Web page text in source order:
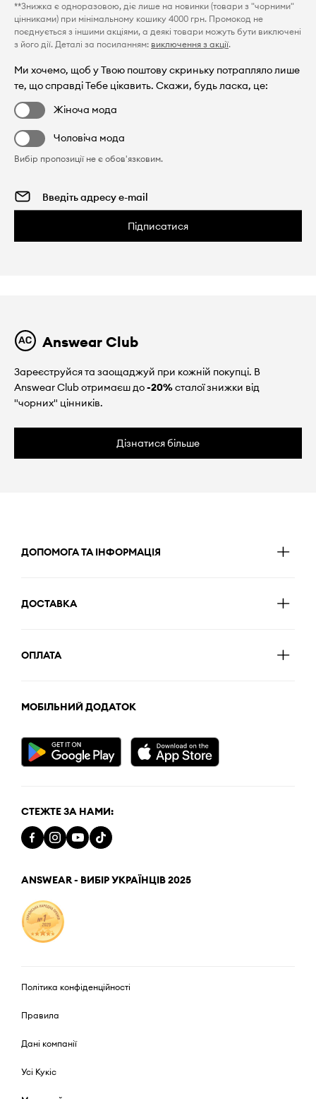
**Знижка є одноразовою, діє лише на новинки (товари з "чорними"
цінниками) при мінімальному кошику 4000 грн. Промокод не
поєднується з іншими акціями, а деякі товари можуть бути виключені
з його дії. Деталі за посиланням: виключення з акції.
Ми хочемо, щоб у Твою поштову скриньку потрапляло лише
те, що справді Тебе цікавить. Скажи, будь ласка, це:
Жіноча мода
Чоловіча мода
Вибір пропозиції не є обов'язковим.
Підписатися
Answear Club
Зареєструйся та заощаджуй при кожній покупці. В
Answear Club отримаєш до-20%сталої знижки від
"чорних" цінників.
Дізнатися більше
ДОПОМОГА ТА ІНФОРМАЦІЯ
ДОСТАВКА
ОПЛАТА
МОБІЛЬНИЙ ДОДАТОК
СТЕЖТЕ ЗА НАМИ:
ANSWEAR - ВИБІР УКРАЇНЦІВ 2025
Політика конфіденційності
Правила
Дані компанії
Усі Кукіс